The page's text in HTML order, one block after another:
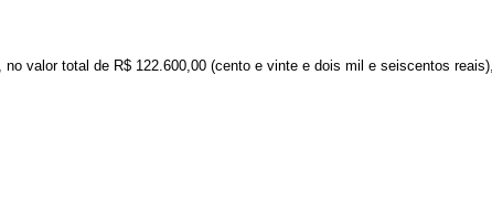
no valor total de R$ 122.600,00 (cento e vinte e dois mil e seiscentos reais),